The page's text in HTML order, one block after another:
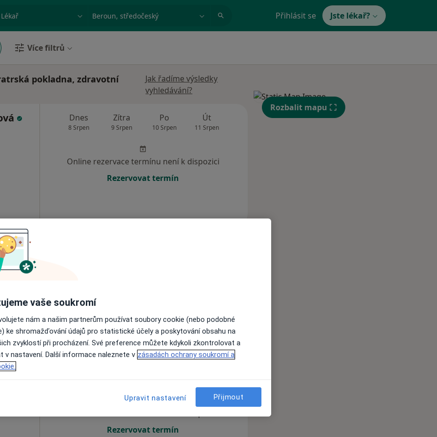
nemoc nebo příjmení Město nebo region Přihlásit se Jste lékař?
Více filtrů
pokladna, zdravotní
Jak řadíme výsledky
vyhledávání?
Dnes
8 Srpen
Zítra
9 Srpen
Po
10 Srpen
Út
11 Srpen
Čt Pá
Online rezervace termínu není k dispozici
Rezervovat termín
Rezervovat termín
Rozbalit mapu
vaše soukromí
nám a našim partnerům používat soubory cookie (nebo podobné
ke shromažďování údajů pro statistické účely a poskytování obsahu na
zvyklostí při procházení. Své preference můžete kdykoli zkontrolovat a
v nastavení. Další informace naleznete v zásadách ochrany soukromí a
Upravit nastavení Přijmout